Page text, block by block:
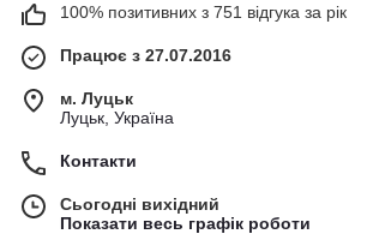
100% позитивних з 751 відгука за рік
Працює з 27.07.2016
м. Луцьк
Луцьк, Україна
Контакти
Сьогодні вихідний
Показати весь графік роботи